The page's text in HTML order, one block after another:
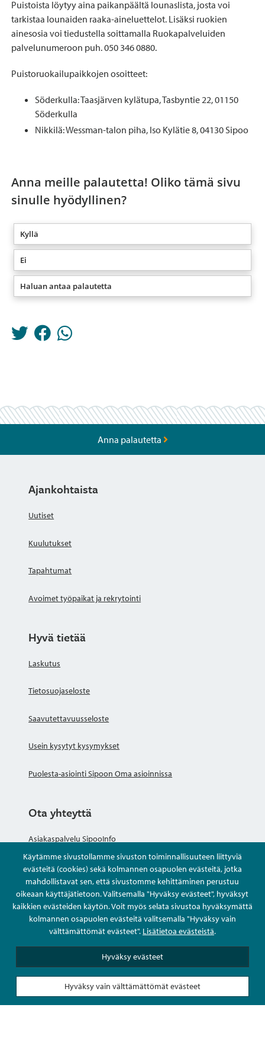
Puistoista löytyy aina paikanpäältä lounaslista, josta voi
tarkistaa lounaiden raaka-aineluettelot. Lisäksi ruokien
ainesosia voi tiedustella soittamalla Ruokapalveluiden
palvelunumeroon puh. 050 346 0880.
Puistoruokailupaikkojen osoitteet:
Söderkulla: Taasjärven kylätupa, Tasbyntie 22, 01150
Söderkulla
Nikkilä: Wessman-talon piha, Iso Kylätie 8, 04130 Sipoo
Anna meille palautetta! Oliko tämä sivu
sinulle hyödyllinen?
Kyllä
Ei
Haluan antaa palautetta
Käytämme sivustollamme sivuston toiminnallisuuteen liittyviä
evästeitä (cookies) sekä kolmannen osapuolen evästeitä, jotka
mahdollistavat sen, että sivustomme kehittäminen perustuu
oikeaan käyttäjätietoon. Valitsemalla "Hyväksy evästeet", hyväksyt
kaikkien evästeiden käytön. Voit myös selata sivustoa hyväksymättä
kolmannen osapuolen evästeitä valitsemalla "Hyväksy vain
välttämättömät evästeet". Lisätietoa evästeistä.
Hyväksy evästeet
Hyväksy vain välttämättömät evästeet
Anna palautetta
Ajankohtaista
Uutiset
Kuulutukset
Tapahtumat
Avoimet työpaikat ja rekrytointi
Hyvä tietää
Laskutus
Tietosuojaseloste
Saavutettavuusseloste
Usein kysytyt kysymykset
Puolesta-asiointi Sipoon Oma asioinnissa
Ota yhteyttä
Asiakaspalvelu SipooInfo
Anna palautetta nimettömästi
Kysy tai asioi
Yhteystiedot